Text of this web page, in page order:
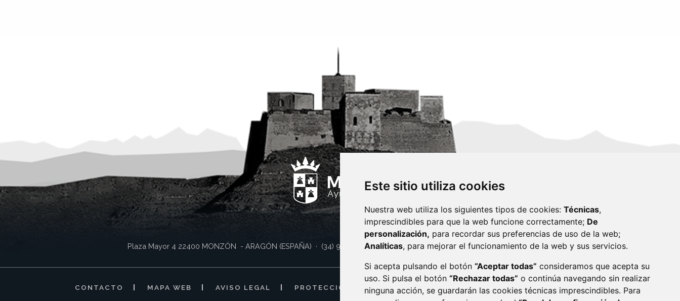
Este sitio utiliza cookies
Nuestra web utiliza los siguientes tipos de cookies: Técnicas,
imprescindibles para que la web funcione correctamente; De
personalización, para recordar sus preferencias de uso de la web;
Analíticas, para mejorar el funcionamiento de la web y sus servicios.
Si acepta pulsando el botón “Aceptar todas” consideramos que acepta su
uso. Si pulsa el botón “Rechazar todas” o continúa navegando sin realizar
ninguna acción, se guardarán las cookies técnicas imprescindibles. Para
Plaza Mayor 4 22400 MONZÓN - ARAGÓN (ESPAÑA) · (34) 974 400 700 ·sac@monzon.es monzon.es
CONTACTO MAPA WEB AVISO LEGAL PROTECCIÓN DE DATOS POLÍTICA DE COOKIES
ACCESIBILIDAD